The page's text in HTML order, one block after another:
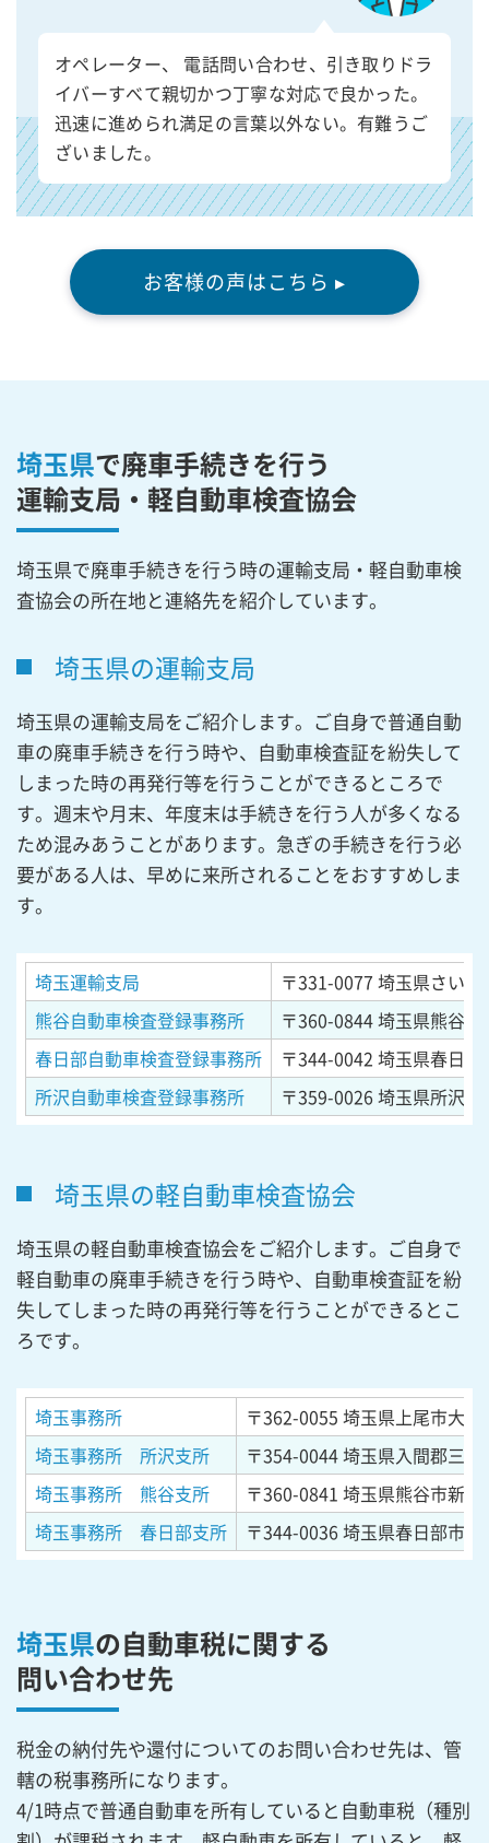
オペレーター、 電話問い合わせ、引き取りドラ
イバーすべて親切かつ丁寧な対応で良かった。
迅速に進められ満足の言葉以外ない。有難うご
ざいました。
お客様の声はこちら ▸
埼玉県で廃車手続きを行う
運輸支局・軽自動車検査協会
埼玉県で廃車手続きを行う時の運輸支局・軽自動車検
査協会の所在地と連絡先を紹介しています。
埼玉県の運輸支局
埼玉県の運輸支局をご紹介します。ご自身で普通自動
車の廃車手続きを行う時や、自動車検査証を紛失して
しまった時の再発行等を行うことができるところで
す。週末や月末、年度末は手続きを行う人が多くなる
ため混みあうことがあります。急ぎの手続きを行う必
要がある人は、早めに来所されることをおすすめしま
す。
埼玉運輸支局 〒331-0077埼玉県さい
熊谷自動車検査登録事務所
〒360-0844埼玉県熊谷
春日部自動車検査登録事務所
〒344-0042 埼玉県春日
所沢自動車検査登録事務所
〒359-0026埼玉県所沢
埼玉県の軽自動車検査協会
埼玉県の軽自動車検査協会をご紹介します。ご自身で
軽自動車の廃車手続きを行う時や、自動車検査証を紛
失してしまった時の再発行等を行うことができるとこ
ろです。
埼玉事務所 〒362-0055 埼玉県上尾市大
埼玉事務所 所沢支所
〒354-0044埼玉県入間郡三
埼玉事務所 熊谷支所
〒360-0841 埼玉県熊谷市新
埼玉事務所 春日部支所
〒344-0036埼玉県春日部市
埼玉県の自動車税に関する
問い合わせ先
税金の納付先や還付についてのお問い合わせ先は、管
轄の税事務所になります。
4/1時点で普通自動車を所有していると自動車税（種別